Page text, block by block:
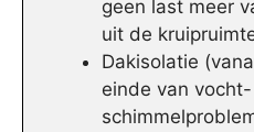
geen last meer
uit de
Dakisolatie
einde van